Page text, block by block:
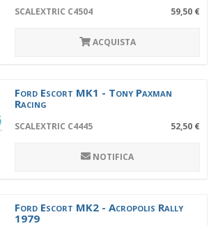
SCALEXTRIC C4504 59,50 €
ACQUISTA
Ford Escort MK1 - Tony Paxman
Racing
SCALEXTRIC C4445 52,50 €
NOTIFICA
Ford Escort MK2 - Acropolis Rally
1979